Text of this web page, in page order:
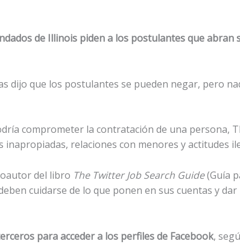
de Illinois piden a los postulantes que abran
dijo que los postulantes se pueden negar, pero
comprometer la contratación de una persona,
relaciones con menores y actitudes
del libro The Twitter Job Search Guide(Guía
cuidarse de lo que ponen en sus cuentas y
para acceder a los perfiles de Facebook,